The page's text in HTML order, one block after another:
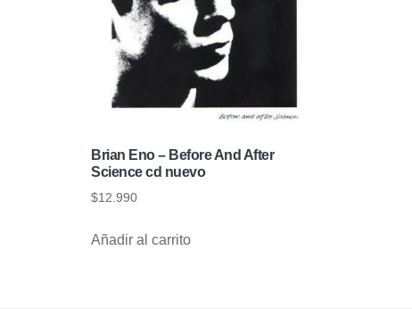
Brian Eno – Before And After
Science cd nuevo
$12.990
Añadir al carrito